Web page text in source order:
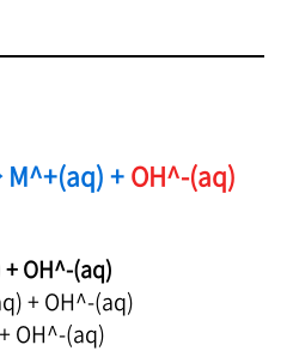
+OH^-(aq)
OH^-(aq)
+ OH^-(aq)
OH^-(aq)